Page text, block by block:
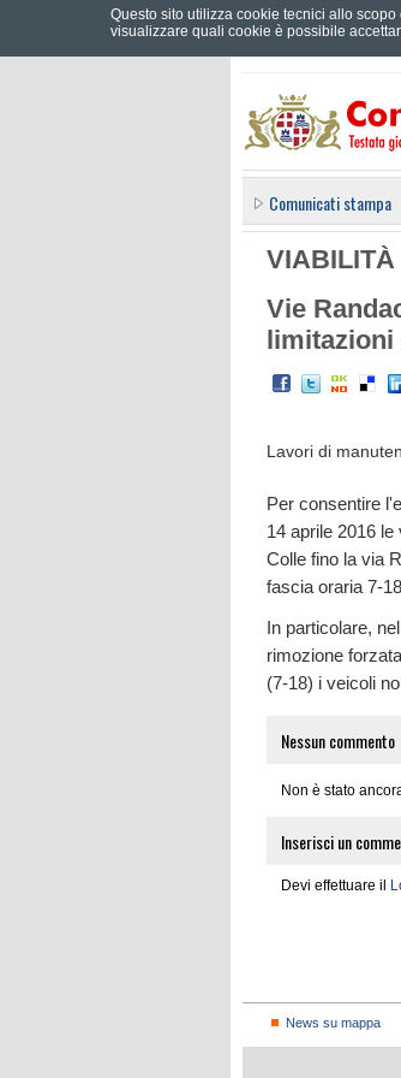
Effettua il login
Comunicati stampa
VIABILITÀ
Vie
Lavori di
Per consentire
14 aprile 2016
Colle fino la via
fascia oraria 7-
In particolare,
rimozione
(7-18) i veicoli
Nessun commento
Non è stato
Inserisci un
Devi effettuare il
News su mappa
Questo sito utilizza cookie tecnici allo
visualizzare quali cookie è possibile